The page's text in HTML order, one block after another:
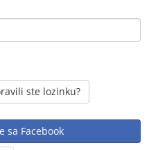
ste lozinku?
sa Facebook